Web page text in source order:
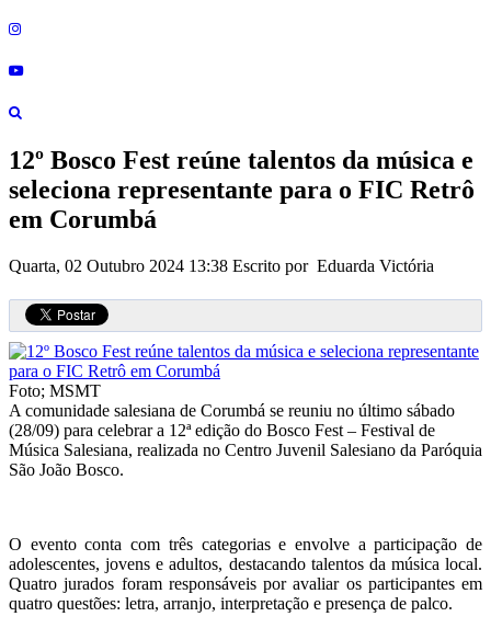
12º Bosco Fest reúne talentos da música e
seleciona representante para o FIC Retrô
em Corumbá
Quarta, 02 Outubro 2024 13:38 Escrito por Eduarda Victória
Foto; MSMT
A comunidade salesiana de Corumbá se reuniu no último sábado
(28/09) para celebrar a 12ª edição do Bosco Fest – Festival de
Música Salesiana, realizada no Centro Juvenil Salesiano da Paróquia
São João Bosco.
O evento conta com três categorias e envolve a participação de
adolescentes, jovens e adultos, destacando talentos da música local.
Quatro jurados foram responsáveis ​​por avaliar os participantes em
quatro questões: letra, arranjo, interpretação e presença de palco.